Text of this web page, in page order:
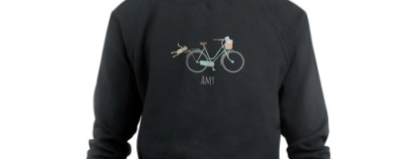
4,8 (gebaseerd op +8.000 reviews)
Onze cadeaus worden gewaardeerd. Klanten beoordelen
ons met een 4,7 op Google Reviews
Gratis wenskaartje